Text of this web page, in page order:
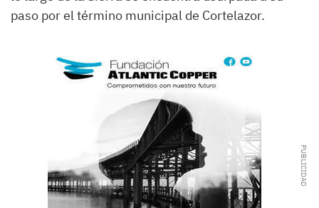
paso por el término municipal de Cortelazor.